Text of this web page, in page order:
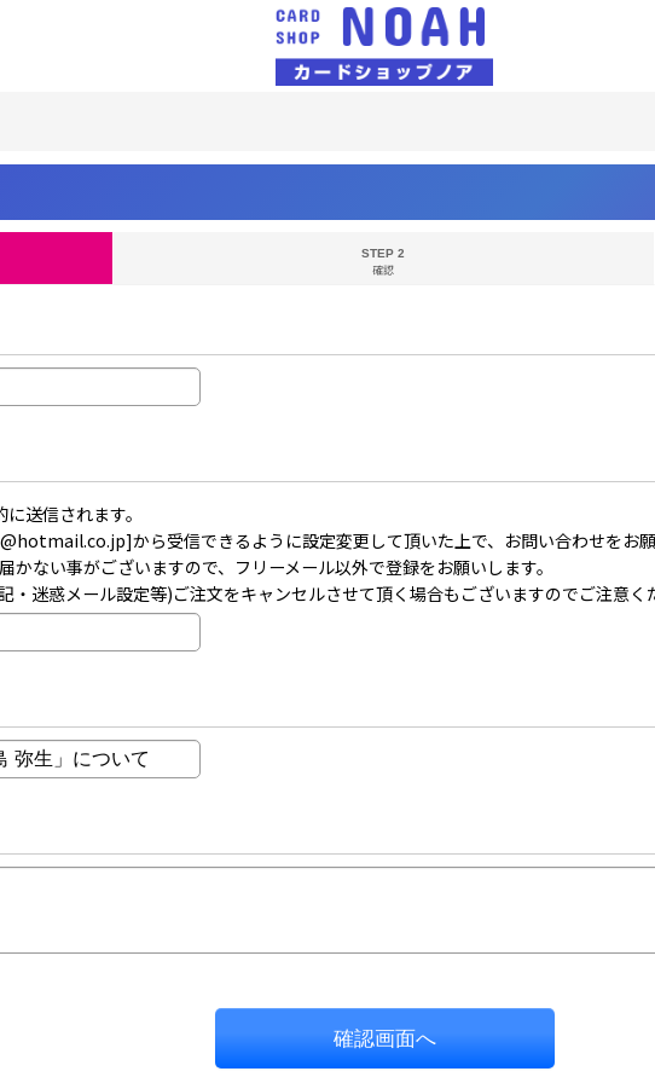
STEP 2
確認
送信されます。
から受信できるように設定変更して頂いた上で、お問い合わせをお
ない事がございますので、フリーメール以外で登録をお願いします。
迷惑メール設定等)ご注文をキャンセルさせて頂く場合もございますのでご注意く
確認画面へ